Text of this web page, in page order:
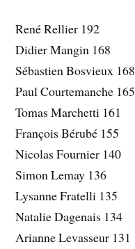
René Rellier 192
Didier Mangin 168
Sébastien Bosvieux 168
Paul Courtemanche 165
Tomas Marchetti 161
François Bérubé 155
Nicolas Fournier 140
Simon Lemay 136
Lysanne Fratelli 135
Natalie Dagenais 134
Arianne Levasseur 131